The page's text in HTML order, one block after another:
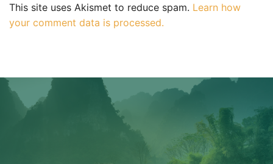
This site uses Akismet to reduce spam. Learn how
your comment data is processed.